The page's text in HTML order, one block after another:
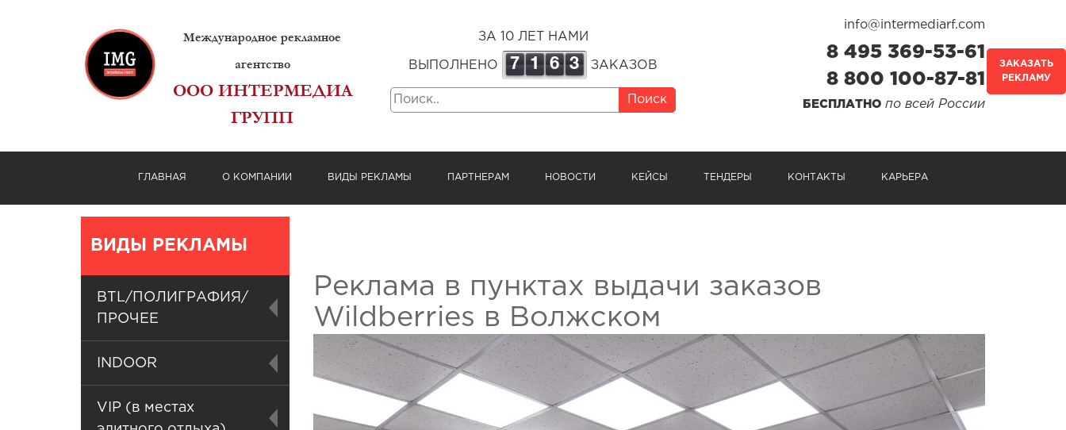
Международное рекламное
агентство
ООО ИНТЕРМЕДИА
ГРУПП
ЗА 10 ЛЕТ НАМИ
ВЫПОЛНЕНО 7 1 6 3 ЗАКАЗОВ
Поиск
info@intermediarf.com
8 495 369-53-61
8 800 100-87-81
БЕСПЛАТНО по всей России
ГЛАВНАЯ О КОМПАНИИ ВИДЫ РЕКЛАМЫ ПАРТНЕРАМ НОВОСТИ КЕЙСЫ ТЕНДЕРЫ КОНТАКТЫ КАРЬЕРА
ЗАКАЗАТЬ
РЕКЛАМУ
ВИДЫ РЕКЛАМЫ
BTL/ПОЛИГРАФИЯ/
ПРОЧЕЕ
INDOOR
VIP (в местах
Реклама в пунктах выдачи заказов
Wildberries в Волжском